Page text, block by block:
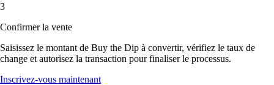
3
Confirmer la vente
Saisissez le montant de Buy the Dip à convertir, vérifiez le taux de
change et autorisez la transaction pour finaliser le processus.
Inscrivez-vous maintenant